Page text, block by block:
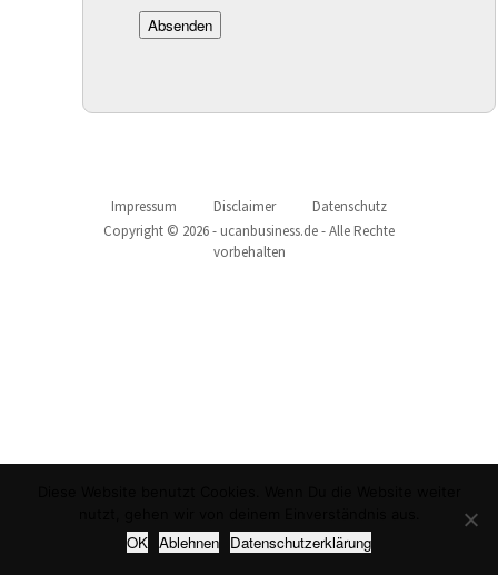
Impressum Disclaimer
Datenschutz
Copyright © 2026 - ucanbusiness.de - Alle Rechte
vorbehalten
OK Ablehnen Datenschutzerklärung